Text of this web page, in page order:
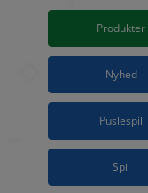
Produkter
Nyhed
Puslespil
Spil